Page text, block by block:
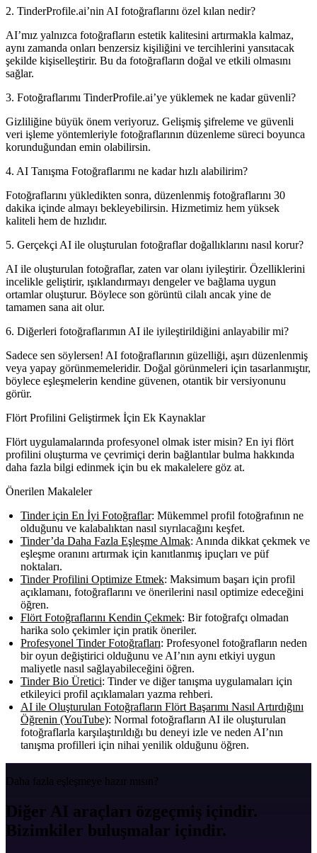
2. TinderProfile.ai’nin AI fotoğraflarını özel kılan nedir?
AI’mız yalnızca fotoğrafların estetik kalitesini artırmakla kalmaz,
aynı zamanda onları benzersiz kişiliğini ve tercihlerini yansıtacak
şekilde kişiselleştirir. Bu da fotoğrafların doğal ve etkili olmasını
sağlar.
3. Fotoğraflarımı TinderProfile.ai’ye yüklemek ne kadar güvenli?
Gizliliğine büyük önem veriyoruz. Gelişmiş şifreleme ve güvenli
veri işleme yöntemleriyle fotoğraflarının düzenleme süreci boyunca
korunduğundan emin olabilirsin.
4. AI Tanışma Fotoğraflarımı ne kadar hızlı alabilirim?
Fotoğraflarını yükledikten sonra, düzenlenmiş fotoğraflarını 30
dakika içinde almayı bekleyebilirsin. Hizmetimiz hem yüksek
kaliteli hem de hızlıdır.
5. Gerçekçi AI ile oluşturulan fotoğraflar doğallıklarını nasıl korur?
AI ile oluşturulan fotoğraflar, zaten var olanı iyileştirir. Özelliklerini
incelikle geliştirir, ışıklandırmayı dengeler ve bağlama uygun
ortamlar oluşturur. Böylece son görüntü cilalı ancak yine de
tamamen sana ait olur.
6. Diğerleri fotoğraflarımın AI ile iyileştirildiğini anlayabilir mi?
Sadece sen söylersen! AI fotoğraflarının güzelliği, aşırı düzenlenmiş
veya yapay görünmemeleridir. Doğal görünmeleri için tasarlanmıştır,
böylece eşleşmelerin kendine güvenen, otantik bir versiyonunu
görür.
Flört Profilini Geliştirmek İçin Ek Kaynaklar
Flört uygulamalarında profesyonel olmak ister misin? En iyi flört
profilini oluşturma ve çevrimiçi derin bağlantılar bulma hakkında
daha fazla bilgi edinmek için bu ek makalelere göz at.
Önerilen Makaleler
Tinder için En İyi Fotoğraflar: Mükemmel profil fotoğrafının ne
olduğunu ve kalabalıktan nasıl sıyrılacağını keşfet.
Tinder’da Daha Fazla Eşleşme Almak: Anında dikkat çekmek ve
eşleşme oranını artırmak için kanıtlanmış ipuçları ve püf
noktaları.
Tinder Profilini Optimize Etmek: Maksimum başarı için profil
açıklamanı, fotoğraflarını ve önerilerini nasıl optimize edeceğini
öğren.
Flört Fotoğraflarını Kendin Çekmek: Bir fotoğrafçı olmadan
harika solo çekimler için pratik öneriler.
Profesyonel Tinder Fotoğrafları: Profesyonel fotoğrafların neden
bir oyun değiştirici olduğunu ve AI’nın aynı etkiyi uygun
maliyetle nasıl sağlayabileceğini öğren.
Tinder Bio Üretici: Tinder ve diğer tanışma uygulamaları için
etkileyici profil açıklamaları yazma rehberi.
AI ile Oluşturulan Fotoğrafların Flört Başarımı Nasıl Artırdığını
Öğrenin (YouTube): Normal fotoğrafların AI ile oluşturulan
fotoğraflarla karşılaştırıldığı bu deneyi izle ve neden AI’nın
tanışma profilleri için nihai yenilik olduğunu öğren.
Daha fazla eşleşmeye hazır mısın?
Diğer AI araçları özgeçmiş içindir.
Bizimkiler buluşmalar içindir.